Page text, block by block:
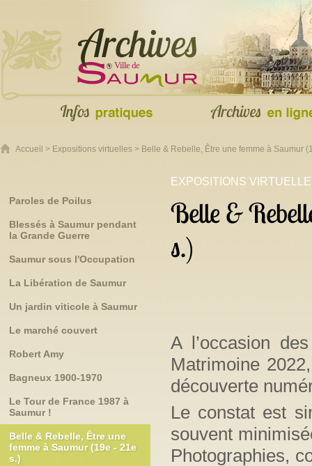
Accueil > Expositions virtuelles > Belle & Rebelle, Être une femme à Saumur
EXPOSITIONS
Paroles de Poilus
Blessés à Saumur pendant
la Grande Guerre
Saumur sous l'Occupation
La Libération de Saumur
Un jardin viticole à Saumur
Le marché couvert
Robert Amy
Bagneux 1900-1970
Le Tour de France 1987 à
Saumur !
Belle & Rebelle, Être une
femme à Saumur (19e - 21e
s.)
Belle &
s.)
A l’occasion
Matrimoine
découverte
Le constat est
souvent
Photographies,